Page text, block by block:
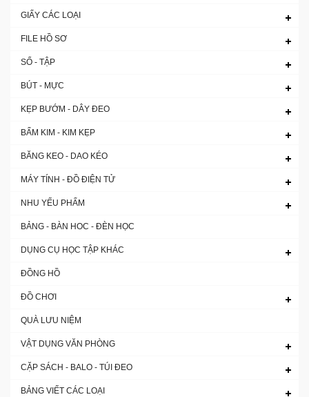
GIẤY CÁC LOẠI
FILE HỒ SƠ
SỔ - TẬP
BÚT - MỰC
KẸP BƯỚM - DÂY ĐEO
BẤM KIM - KIM KẸP
BĂNG KEO - DAO KÉO
MÁY TÍNH - ĐỒ ĐIỆN TỬ
NHU YẾU PHẨM
BẢNG - BÀN HOC - ĐÈN HỌC
DỤNG CỤ HỌC TẬP KHÁC
ĐỒNG HỒ
ĐỒ CHƠI
QUÀ LƯU NIỆM
VẬT DỤNG VĂN PHÒNG
CẶP SÁCH - BALO - TÚI ĐEO
BẢNG VIẾT CÁC LOẠI